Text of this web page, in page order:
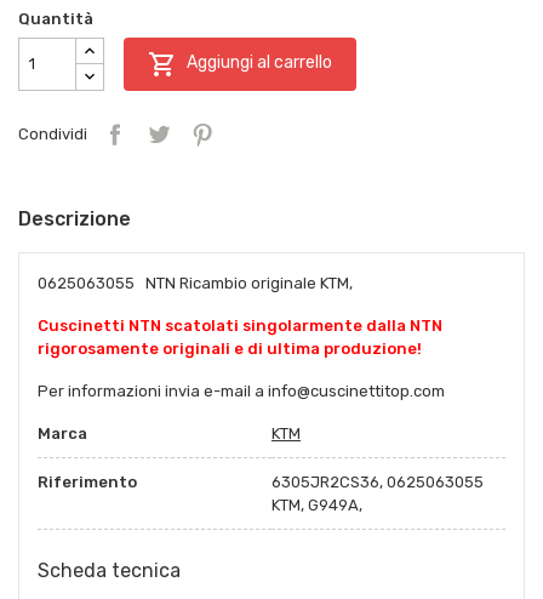
Quantità
 Aggiungi al carrello
Condividi
Descrizione
0625063055 NTN Ricambio originale KTM,
Cuscinetti NTN scatolati singolarmente dalla NTN
rigorosamente originali e di ultima produzione!
Per informazioni invia e-mail a info@cuscinettitop.com
Marca KTM
Riferimento
6305JR2CS36, 0625063055
KTM, G949A,
Scheda tecnica